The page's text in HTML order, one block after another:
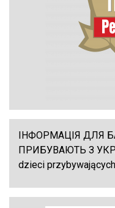
ІНФОРМАЦІЯ ДЛЯ
ПРИБУВАЮТЬ З
dzieci